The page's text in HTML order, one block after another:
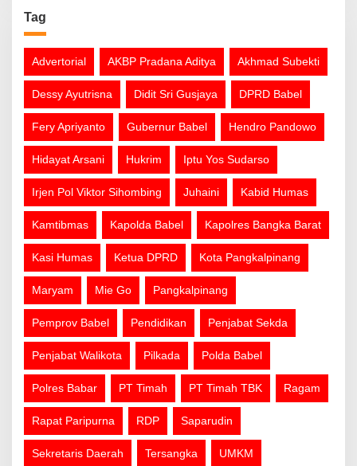
Tag
Advertorial AKBP Pradana Aditya Akhmad Subekti
Dessy Ayutrisna Didit Sri Gusjaya DPRD Babel
Fery Apriyanto Gubernur Babel Hendro Pandowo
Hidayat Arsani Hukrim Iptu Yos Sudarso
Irjen Pol Viktor Sihombing Juhaini Kabid Humas
Kamtibmas Kapolda Babel Kapolres Bangka Barat
Kasi Humas Ketua DPRD Kota Pangkalpinang
Maryam Mie Go Pangkalpinang
Pemprov Babel Pendidikan Penjabat Sekda
Penjabat Walikota Pilkada Polda Babel
Polres Babar PT Timah PT Timah TBK Ragam
Rapat Paripurna RDP Saparudin
Sekretaris Daerah Tersangka UMKM